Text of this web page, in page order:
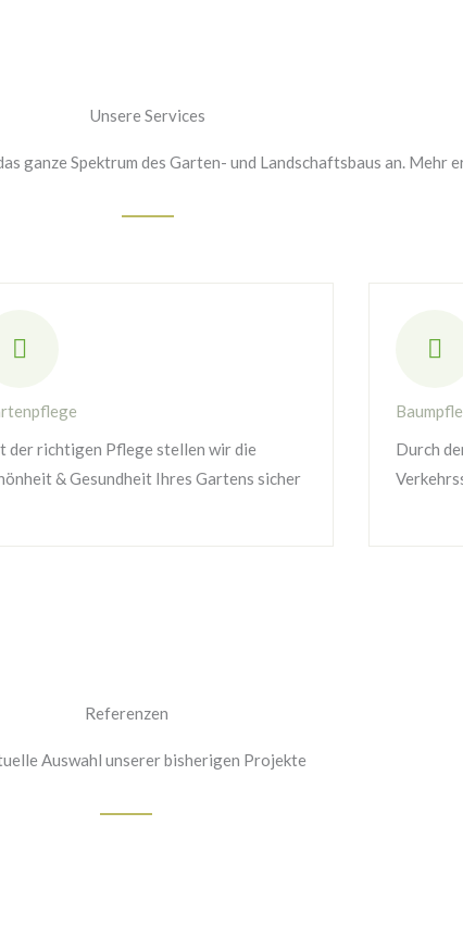
Unsere Services
ganze Spektrum des Garten- und Landschaftsbaus an. Mehr
der richtigen Pflege stellen wir die
& Gesundheit Ihres Gartens sicher
Durch
Referenzen
Auswahl unserer bisherigen Projekte